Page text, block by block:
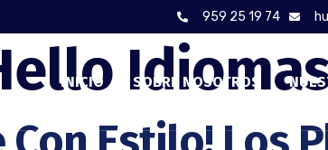
959 25 19 74
INICIO SOBRE NOSOTROS